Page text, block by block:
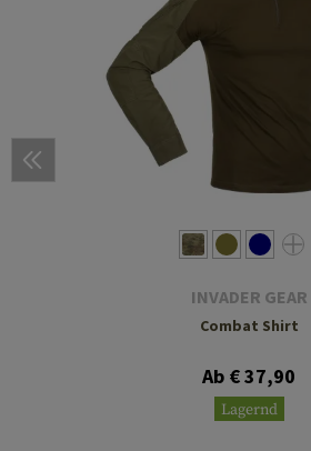
INVADER GEAR
Combat Shirt
Ab € 37,90
Lagernd